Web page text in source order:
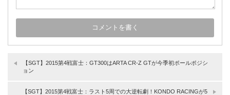
【SGT】2015第4戦富士：GT300はARTA CR-Z GTが今季初ポールポジシ
ョン
【SGT】2015第4戦富士：ラスト5周での大逆転劇！KONDO RACINGが5